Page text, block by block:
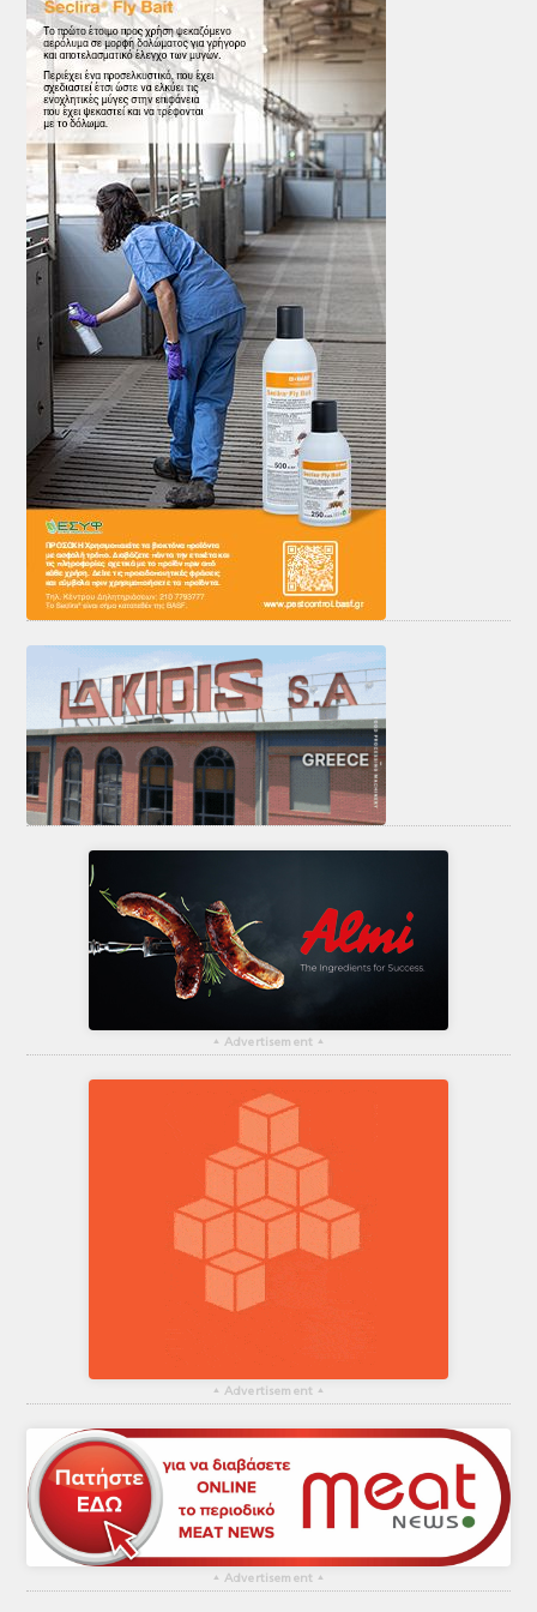
ΤΟ ΠΕΡΙΟΔΙΚΟ
Profile
ΑΡΧΕΙΟ ΤΕΥΧΩΝ
ΣΥΝΕΔΡΙΟ ΚΡΕΑΤΟΣ
▴ Advertisement ▴
▴ Advertisement ▴
▴ Advertisement ▴